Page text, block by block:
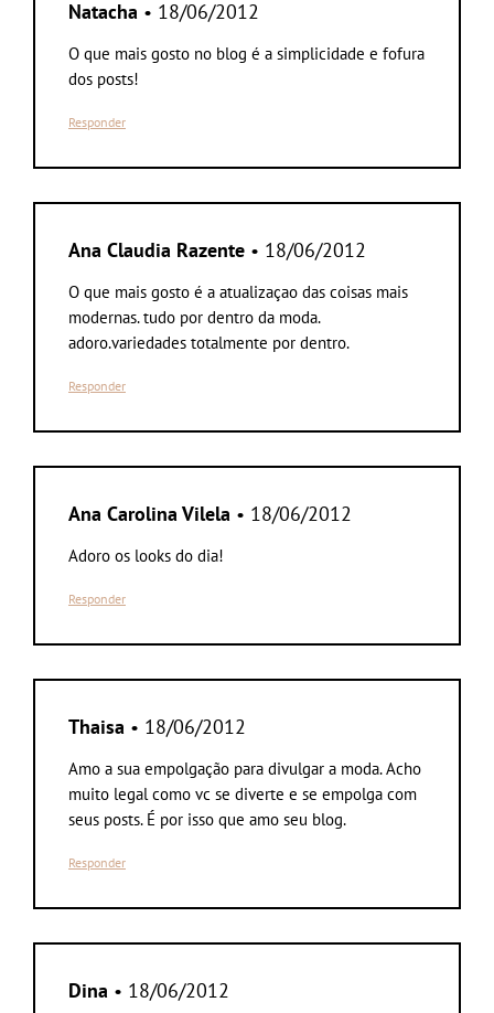
Natacha • 18/06/2012
O que mais gosto no blog é a simplicidade e fofura
dos posts!
Responder
Ana Claudia Razente • 18/06/2012
O que mais gosto é a atualizaçao das coisas mais
modernas. tudo por dentro da moda.
adoro.variedades totalmente por dentro.
Responder
Ana Carolina Vilela • 18/06/2012
Adoro os looks do dia!
Responder
Thaisa • 18/06/2012
Amo a sua empolgação para divulgar a moda. Acho
muito legal como vc se diverte e se empolga com
seus posts. É por isso que amo seu blog.
Responder
Dina • 18/06/2012